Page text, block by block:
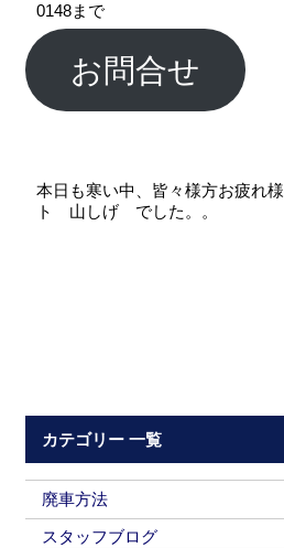
0148まで
お問合せ
本日も寒い中、皆々様方お疲れ
ト 山しげ でした。。
カテゴリー 一覧
廃車方法
スタッフブログ